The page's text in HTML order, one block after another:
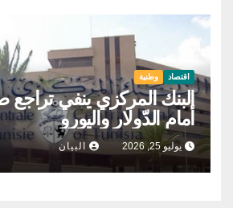
اقتصاد وطنية
البنك المركزي ينفي تراجع
أمام الدّولار واليورو
يوليو 25, 2026 البيان